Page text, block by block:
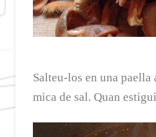
Salteu-los en una
mica de sal. Quan